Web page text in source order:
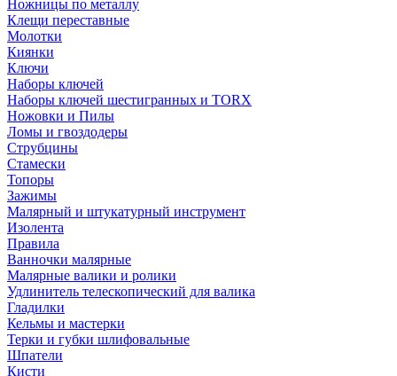
Ножницы по металлу
Клещи переставные
Молотки
Киянки
Ключи
Наборы ключей
Наборы ключей шестигранных и TORX
Ножовки и Пилы
Ломы и гвоздодеры
Струбцины
Стамески
Топоры
Зажимы
Малярный и штукатурный инструмент
Изолента
Правила
Ванночки малярные
Малярные валики и ролики
Удлинитель телескопический для валика
Гладилки
Кельмы и мастерки
Терки и губки шлифовальные
Шпатели
Кисти